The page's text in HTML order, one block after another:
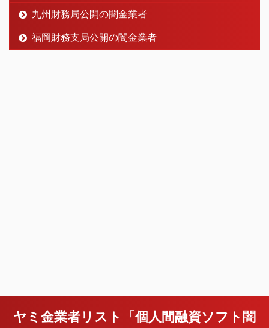
九州財務局公開の闇金業者
福岡財務支局公開の闇金業者
ヤミ金業者リスト「個人間融資ソフト闇